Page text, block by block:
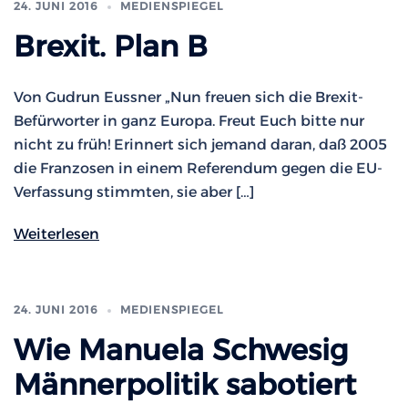
24. JUNI 2016 MEDIENSPIEGEL
Brexit. Plan B
Von Gudrun Eussner „Nun freuen sich die Brexit-
Befürworter in ganz Europa. Freut Euch bitte nur
nicht zu früh! Erinnert sich jemand daran, daß 2005
die Franzosen in einem Referendum gegen die EU-
Verfassung stimmten, sie aber […]
Weiterlesen
24. JUNI 2016 MEDIENSPIEGEL
Wie Manuela Schwesig
Männerpolitik sabotiert